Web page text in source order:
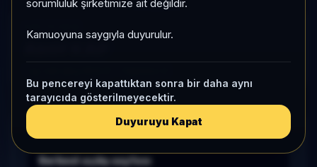
sorumluluk şirketimize ait değildir.
Kamuoyuna saygıyla duyurulur.
Bu pencereyi kapattıktan sonra bir daha aynı
tarayıcıda gösterilmeyecektir.
Duyuruyu Kapat
Araştırma Akışı
Serbestaçılış sayfası